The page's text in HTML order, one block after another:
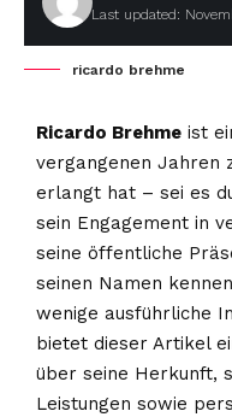
Last updated:
ricardo brehme
Ricardo Brehme ist
vergangenen Jahren
erlangt hat – sei es
sein Engagement in
seine öffentliche
seinen Namen
wenige ausführliche
bietet dieser Artikel
über seine Herkunft,
Leistungen sowie